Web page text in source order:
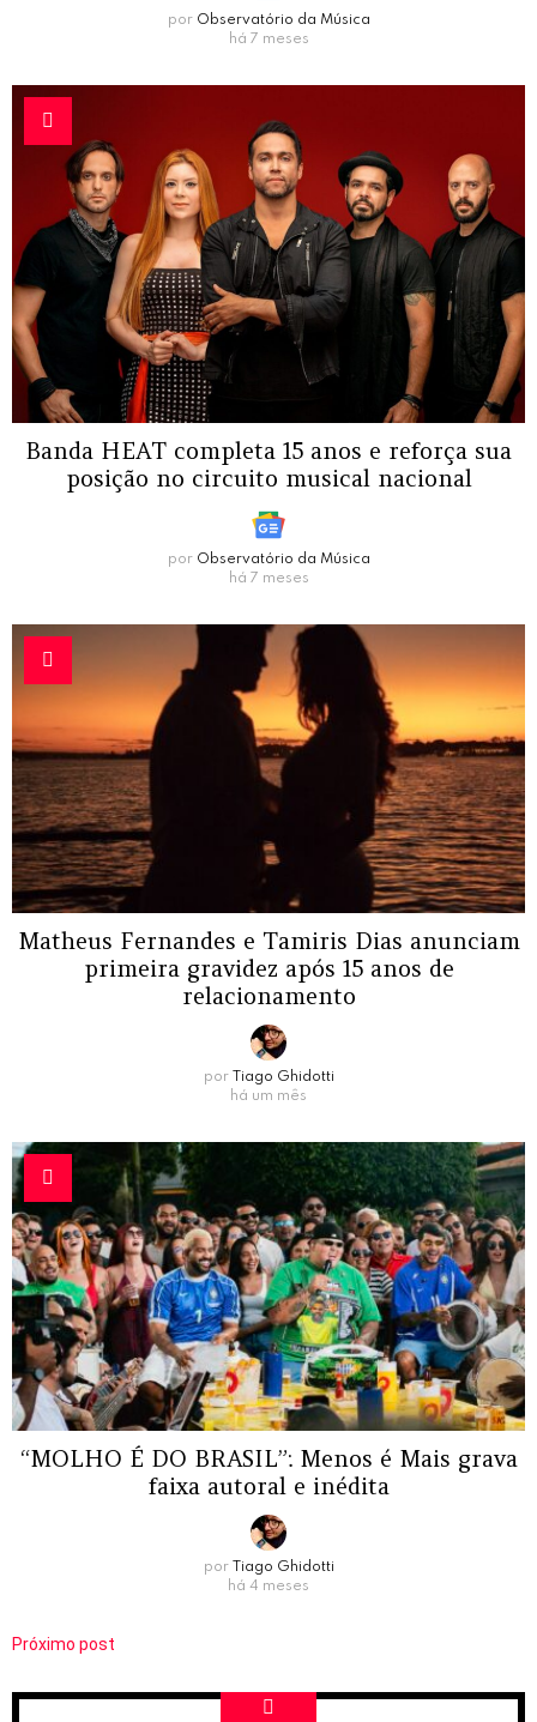
por Observatório da Música
há 7 meses
Banda HEAT completa 15 anos e reforça sua
posição no circuito musical nacional
por Observatório da Música
há 7 meses
Matheus Fernandes e Tamiris Dias anunciam
primeira gravidez após 15 anos de
relacionamento
por
Tiago Ghidotti
há um mês
“MOLHO É DO BRASIL”: Menos é Mais grava
faixa autoral e inédita
por
Tiago Ghidotti
há 4 meses
Próximo post